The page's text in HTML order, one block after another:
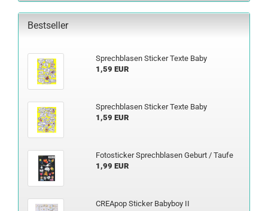
Bestseller
Sprech­bla­sen Sti­cker Texte Baby
1,59 EUR
Sprech­bla­sen Sti­cker Texte Baby
1,59 EUR
Fo­to­sti­cker Sprech­bla­sen Ge­burt / Taufe
1,99 EUR
CREA­pop Sti­cker Ba­by­boy II